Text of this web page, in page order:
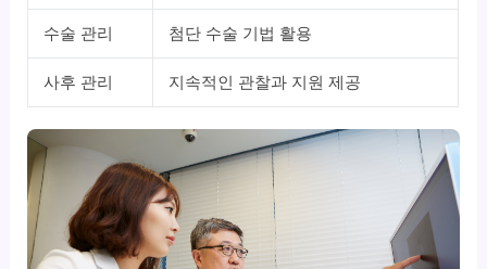
수술 관리 첨단 수술 기법 활용
사후 관리 지속적인 관찰과 지원 제공